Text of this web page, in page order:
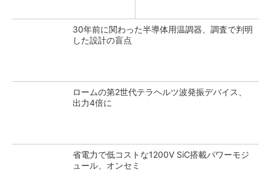
30年前に関わった半導体用温調器、調査で判明
した設計の盲点
ロームの第2世代テラヘルツ波発振デバイス、
出力4倍に
省電力で低コストな1200V SiC搭載パワーモジ
ュール、オンセミ